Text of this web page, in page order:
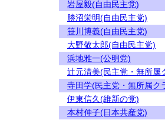
岩屋毅(自由民主党)
勝沼栄明(自由民主党)
笹川博義(自由民主党)
大野敬太郎(自由民主党)
浜地雅一(公明党)
辻元清美(民主党・無所属
寺田学(民主党・無所属ク
伊東信久(維新の党)
本村伸子(日本共産党)